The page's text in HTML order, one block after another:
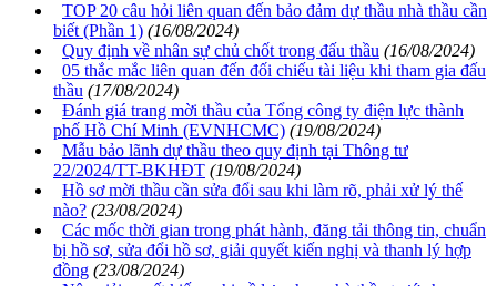
TOP 20 câu hỏi liên quan đến bảo đảm dự thầu nhà thầu cần
biết (Phần 1) (16/08/2024)
Quy định về nhân sự chủ chốt trong đấu thầu (16/08/2024)
05 thắc mắc liên quan đến đối chiếu tài liệu khi tham gia đấu
thầu (17/08/2024)
Đánh giá trang mời thầu của Tổng công ty điện lực thành
phố Hồ Chí Minh (EVNHCMC) (19/08/2024)
Mẫu bảo lãnh dự thầu theo quy định tại Thông tư
22/2024/TT-BKHĐT (19/08/2024)
Hồ sơ mời thầu cần sửa đổi sau khi làm rõ, phải xử lý thế
nào? (23/08/2024)
Các mốc thời gian trong phát hành, đăng tải thông tin, chuẩn
bị hồ sơ, sửa đổi hồ sơ, giải quyết kiến nghị và thanh lý hợp
đồng (23/08/2024)